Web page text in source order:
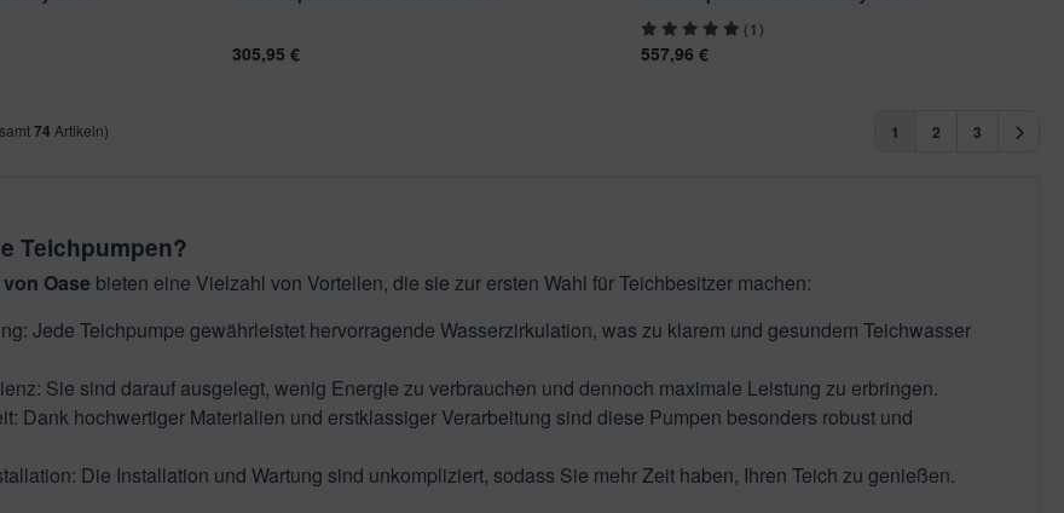
305,95 €
(1)
557,96 €
74 Artikeln) 1 2 3
Teichpumpen?
Oase bieten eine Vielzahl von Vorteilen, die sie zur ersten Wahl für Teichbesitzer machen:
Jede Teichpumpe gewährleistet hervorragende Wasserzirkulation, was zu klarem und gesundem Teichwasser
Sie sind darauf ausgelegt, wenig Energie zu verbrauchen und dennoch maximale Leistung zu erbringen.
Dank hochwertiger Materialien und erstklassiger Verarbeitung sind diese Pumpen besonders robust und
Die Installation und Wartung sind unkompliziert, sodass Sie mehr Zeit haben, Ihren Teich zu genießen.